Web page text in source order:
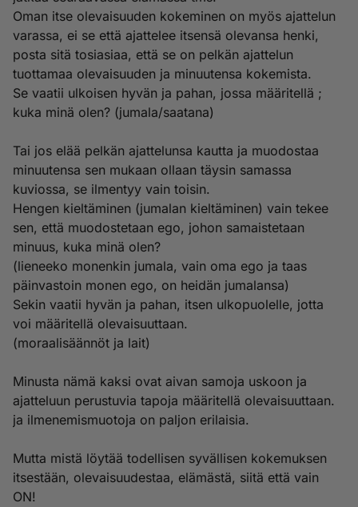
Oman itse olevaisuuden kokeminen on myös ajattelun
varassa, ei se että ajattelee itsensä olevansa henki,
posta sitä tosiasiaa, että se on pelkän ajattelun
tuottamaa olevaisuuden ja minuutensa kokemista.
Se vaatii ulkoisen hyvän ja pahan, jossa määritellä ;
kuka minä olen? (jumala/saatana)
Tai jos elää pelkän ajattelunsa kautta ja muodostaa
minuutensa sen mukaan ollaan täysin samassa
kuviossa, se ilmentyy vain toisin.
Hengen kieltäminen (jumalan kieltäminen) vain tekee
sen, että muodostetaan ego, johon samaistetaan
minuus, kuka minä olen?
(lieneeko monenkin jumala, vain oma ego ja taas
päinvastoin monen ego, on heidän jumalansa)
Sekin vaatii hyvän ja pahan, itsen ulkopuolelle, jotta
voi määritellä olevaisuuttaan.
(moraalisäännöt ja lait)
Minusta nämä kaksi ovat aivan samoja uskoon ja
ajatteluun perustuvia tapoja määritellä olevaisuuttaan.
ja ilmenemismuotoja on paljon erilaisia.
Mutta mistä löytää todellisen syvällisen kokemuksen
itsestään, olevaisuudestaa, elämästä, siitä että vain
ON!